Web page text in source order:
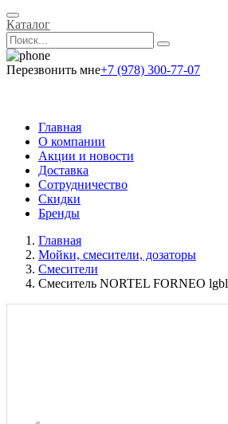
Каталог
Перезвонить мне+7 (978) 300-77-07
Главная
О компании
Акции и новости
Доставка
Сотрудничество
Скидки
Бренды
Главная
Мойки, смесители, дозаторы
Смесители
Смеситель NORTEL FORNEO lgbl